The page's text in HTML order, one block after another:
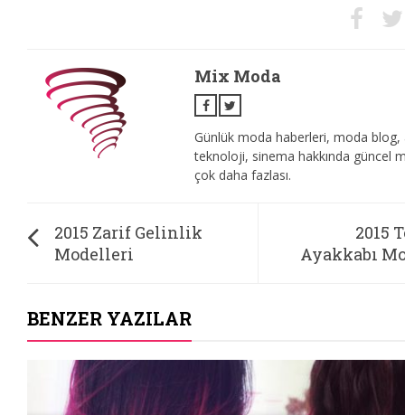
Mix Moda
Günlük moda haberleri, moda blog,
teknoloji, sinema hakkında güncel
çok daha fazlası.
2015 Zarif Gelinlik
Modelleri
2015
Ayakkabı
BENZER YAZILAR